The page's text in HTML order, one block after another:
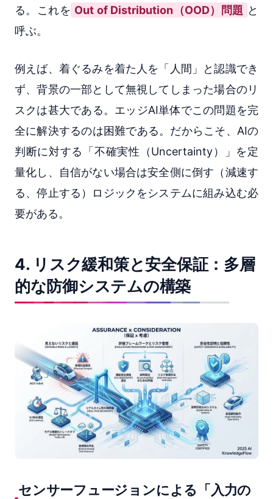
る。これを Out of Distribution（OOD）問題 と
呼ぶ。
例えば、着ぐるみを着た人を「人間」と認識でき
ず、背景の一部として無視してしまった場合のリ
スクは甚大である。エッジAI単体でこの問題を完
全に解決するのは困難である。だからこそ、AIの
判断に対する「不確実性（Uncertainty）」を定
量化し、自信がない場合は安全側に倒す（減速す
る、停止する）ロジックをシステムに組み込む必
要がある。
4. リスク緩和策と安全保証：多層
的な防御システムの構築
センサーフュージョンによる「入力の